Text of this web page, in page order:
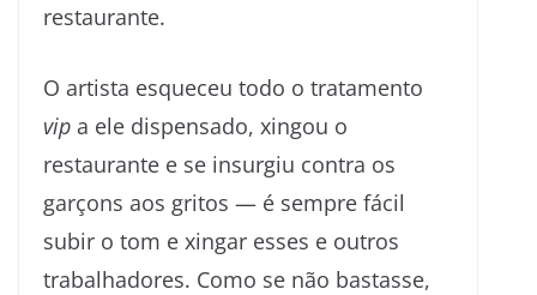
restaurante.
O artista esqueceu todo o tratamento
vip a ele dispensado, xingou o
restaurante e se insurgiu contra os
garçons aos gritos — é sempre fácil
subir o tom e xingar esses e outros
trabalhadores. Como se não bastasse,